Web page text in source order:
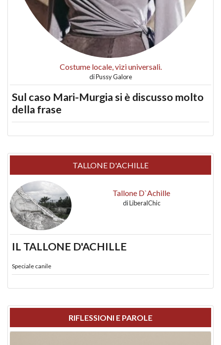
Costume locale, vizi universali.
diPussy Galore
Sul caso Mari-Murgia si è discusso molto
della frase
TALLONE D'ACHILLE
Tallone D`Achille
diLiberalChic
IL TALLONE D'ACHILLE
Speciale canile
RIFLESSIONI E PAROLE